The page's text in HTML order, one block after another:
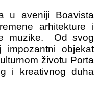
u aveniji Boavista
arhitekture i
muzike. Od svog
objekat
životu Porta
i kreativnog duha